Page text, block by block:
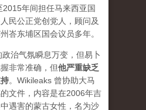
年间担任马来西亚国
民公正党创党人，顾问及
峇东埔区国会议员多年。
治气氛瞬息万变，但易卜
非常准确，但他严重缺乏
。Wikileaks 曾协助大马
文件，内容是在2006年吉
遇害的蒙古女性，名为沙